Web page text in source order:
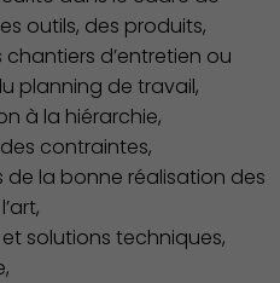
outils, des produits,
d’entretien ou
planning de travail,
à la hiérarchie,
contraintes,
de la bonne réalisation des
solutions techniques,